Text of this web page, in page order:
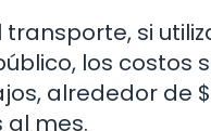
transporte, si
los costos
alrededor de
al mes.